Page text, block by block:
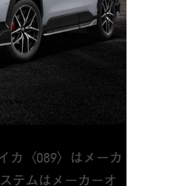
カ〈089〉はメーカ
テムはメーカーオ